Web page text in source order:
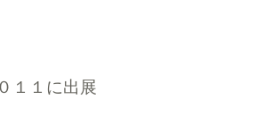
１１に出展